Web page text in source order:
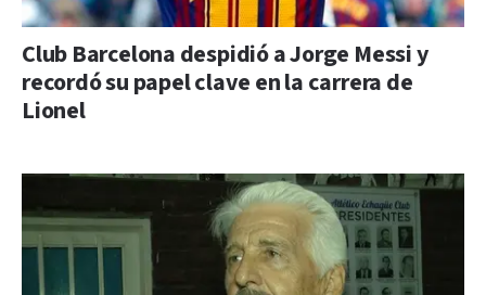
Club Barcelona despidió a Jorge Messi y
recordó su papel clave en la carrera de
Lionel